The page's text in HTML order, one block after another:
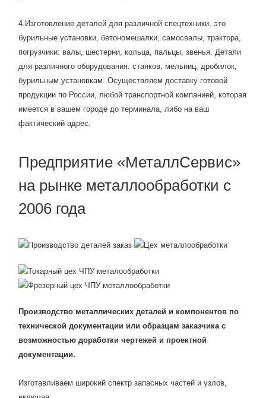
4.Изготовление деталей для различной спецтехники, это
бурильные установки, бетономешалки, самосвалы, трактора,
погрузчики: валы, шестерни, кольца, пальцы, звенья. Детали
для различного оборудования: станков, мельниц, дробилок,
бурильным установкам. Осуществляем доставку готовой
продукции по России, любой транспортной компанией, которая
имеется в вашем городе до терминала, либо на ваш
фактический адрес.
Предприятие «МеталлСервис»
на рынке металлообработки с
2006 года
Производство металлических деталей и компонентов по
технической документации или образцам заказчика с
возможностью доработки чертежей и проектной
документации.
Изготавливаем широкий спектр запасных частей и узлов,